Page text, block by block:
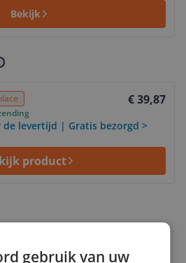
Bekijk
€ 39,87
de levertijd | Gratis bezorgd >
product
laagste prijs
gebruik van uw